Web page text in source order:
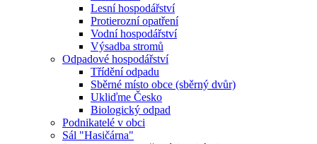
Lesní hospodářství
Protierozní opatření
Vodní hospodářství
Výsadba stromů
Odpadové hospodářství
Třídění odpadu
Sběrné místo obce (sběrný dvůr)
Ukliďme Česko
Biologický odpad
Podnikatelé v obci
Sál "Hasičárna"